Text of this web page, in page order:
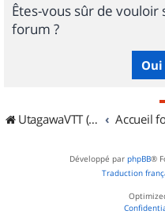
Êtes-vous sûr de
forum ?
UtagawaVTT (Randos VTT et VTTAE avec traces GPS) Accueil
Développé par phpBB®
Traduction